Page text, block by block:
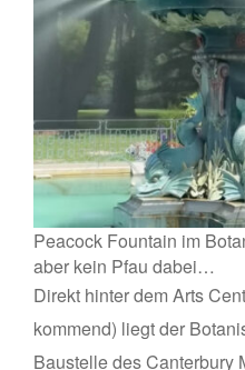
Peacock Fountain im
aber kein Pfau dabei…
Direkt hinter dem Arts
kommend) liegt der
Baustelle des Canterbury